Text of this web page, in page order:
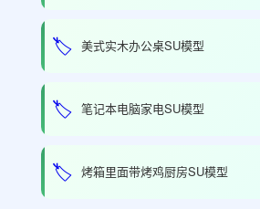
🏷️ 美式实木办公桌SU模型
🏷️ 笔记本电脑家电SU模型
🏷️ 烤箱里面带烤鸡厨房SU模型